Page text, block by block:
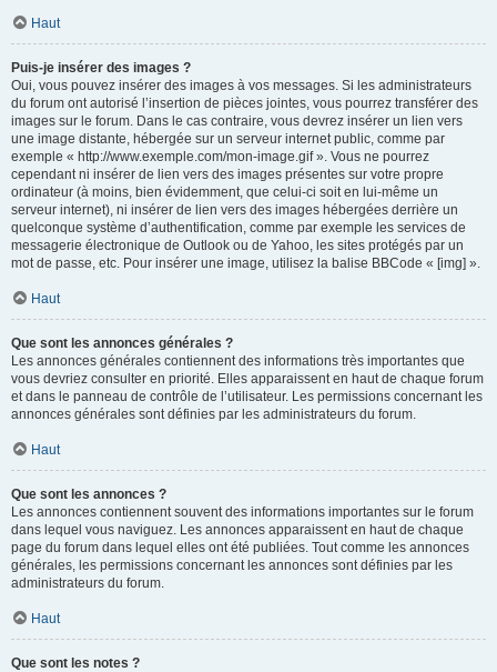
Haut
Puis-je insérer des images ?
Oui, vous pouvez insérer des images à vos messages. Si les administrateurs
du forum ont autorisé l’insertion de pièces jointes, vous pourrez transférer des
images sur le forum. Dans le cas contraire, vous devrez insérer un lien vers
une image distante, hébergée sur un serveur internet public, comme par
exemple « http://www.exemple.com/mon-image.gif ». Vous ne pourrez
cependant ni insérer de lien vers des images présentes sur votre propre
ordinateur (à moins, bien évidemment, que celui-ci soit en lui-même un
serveur internet), ni insérer de lien vers des images hébergées derrière un
quelconque système d’authentification, comme par exemple les services de
messagerie électronique de Outlook ou de Yahoo, les sites protégés par un
mot de passe, etc. Pour insérer une image, utilisez la balise BBCode « [img] ».
Haut
Que sont les annonces générales ?
Les annonces générales contiennent des informations très importantes que
vous devriez consulter en priorité. Elles apparaissent en haut de chaque forum
et dans le panneau de contrôle de l’utilisateur. Les permissions concernant les
annonces générales sont définies par les administrateurs du forum.
Haut
Que sont les annonces ?
Les annonces contiennent souvent des informations importantes sur le forum
dans lequel vous naviguez. Les annonces apparaissent en haut de chaque
page du forum dans lequel elles ont été publiées. Tout comme les annonces
générales, les permissions concernant les annonces sont définies par les
administrateurs du forum.
Haut
Que sont les notes ?